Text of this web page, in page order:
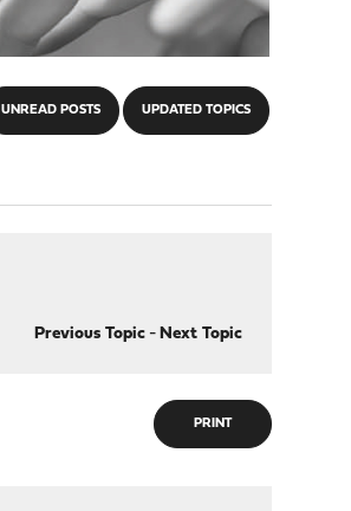
UNREAD POSTS UPDATED TOPICS
Previous Topic- Next Topic
PRINT